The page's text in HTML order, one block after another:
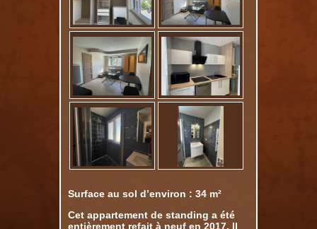
Surface au sol d’environ : 34 m²
Cet appartement de standing a été
entièrement refait à neuf en 2017. Il